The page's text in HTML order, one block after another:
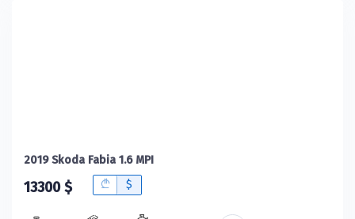
2019 Skoda Fabia 1.6 MPI
13300 $ B $